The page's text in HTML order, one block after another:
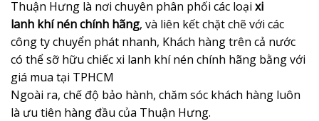
Thuận Hưng là nơi chuyên phân phối các loại xi
lanh khí nén chính hãng, và liên kết chặt chẽ với các
công ty chuyển phát nhanh, Khách hàng trên cả nước
có thể sỡ hữu chiếc xi lanh khí nén chính hãng bằng với
giá mua tại TPHCM
Ngoài ra, chế độ bảo hành, chăm sóc khách hàng luôn
là ưu tiên hàng đầu của Thuận Hưng.